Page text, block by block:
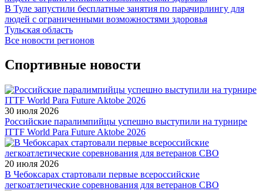
В Туле запустили бесплатные занятия по парачирлингу для
людей с ограниченными возможностями здоровья
Тульская область
Все новости регионов
Спортивные новости
30 июля 2026
Российские паралимпийцы успешно выступили на турнире
ITTF World Para Future Aktobe 2026
20 июля 2026
В Чебоксарах стартовали первые всероссийские
легкоатлетические соревнования для ветеранов СВО